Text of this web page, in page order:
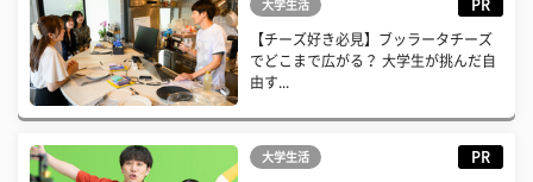
大学生活 PR
【チーズ好き必見】ブッラータチーズ
でどこまで広がる？ 大学生が挑んだ自
由す...
大学生活 PR